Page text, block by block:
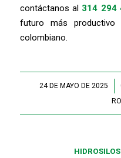
contáctanos al 314 294
futuro más
colombiano.
24 DE MAYO DE 2025
/